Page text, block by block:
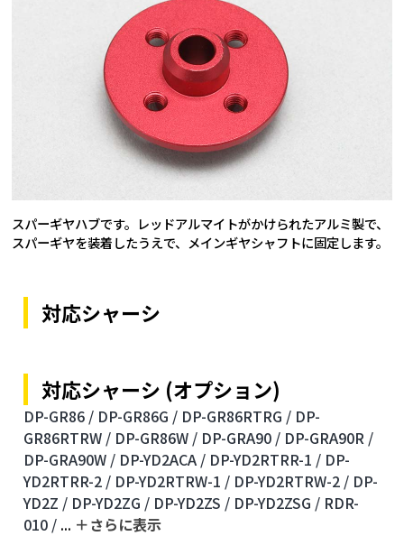
スパーギヤハブです。レッドアルマイトがかけられたアルミ製で、
スパーギヤを装着したうえで、メインギヤシャフトに固定します。
対応シャーシ
対応シャーシ (オプション)
DP-GR86 / DP-GR86G / DP-GR86RTRG / DP-
GR86RTRW / DP-GR86W / DP-GRA90 / DP-GRA90R /
DP-GRA90W / DP-YD2ACA / DP-YD2RTRR-1 / DP-
YD2RTRR-2 / DP-YD2RTRW-1 / DP-YD2RTRW-2 / DP-
YD2Z / DP-YD2ZG / DP-YD2ZS / DP-YD2ZSG / RDR-
010 / ... ＋さらに表⽰